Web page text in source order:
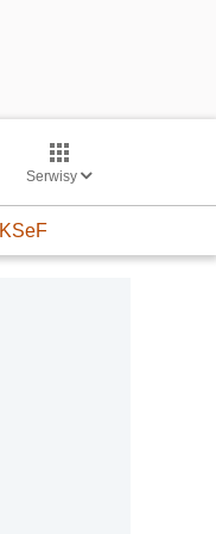
Serwisy
KSeF